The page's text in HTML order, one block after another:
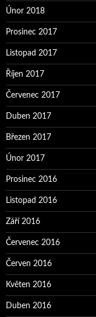
Únor 2018
Prosinec 2017
Listopad 2017
Říjen 2017
Červenec 2017
Duben 2017
Březen 2017
Únor 2017
Prosinec 2016
Listopad 2016
Září 2016
Červenec 2016
Červen 2016
Květen 2016
Duben 2016